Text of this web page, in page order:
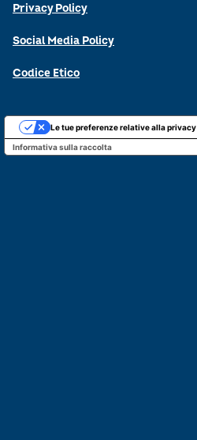
Privacy Policy
Social Media Policy
Codice Etico
Informativa sulla raccolta
Le tue preferenze relative alla privacy